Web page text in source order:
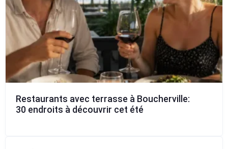
Restaurants avec terrasse à Boucherville:
30 endroits à découvrir cet été